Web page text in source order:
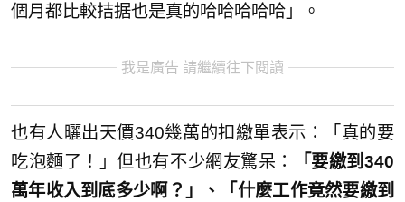
個月都比較拮据也是真的哈哈哈哈哈」。
我是廣告 請繼續往下閱讀
也有人曬出天價340幾萬的扣繳單表示：「真的要
吃泡麵了！」但也有不少網友驚呆：
「要繳到340
萬年收入到底多少啊？」、「什麼工作竟然要繳到